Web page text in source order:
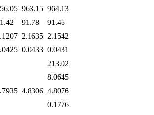
963.15 964.13
91.78
91.46
2.1635 2.1542
0.0433 0.0431
213.02
8.0645
4.8306 4.8076
0.1776